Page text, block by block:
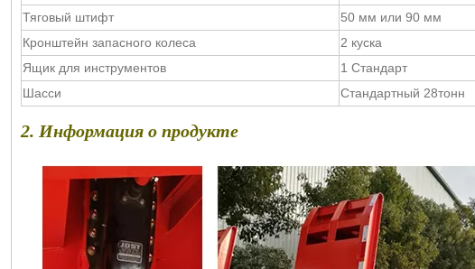
Тяговый штифт
50 мм или 90 мм
Кронштейн запасного колеса
2 куска
Ящик для инструментов
1 Стандарт
Шасси
Стандартный 28тонн
2. Информация о продукте